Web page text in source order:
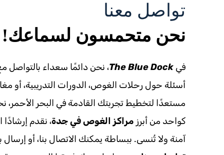
تواصل معنا
نحن متحمسون لسماعك!
فيThe Blue Dock، نحن دائمًا سعداء بالتواصل
أسئلة حول رحلات الغوص، الدورات التدريبية، أو
مستعدًا لتخطيط تجربتك القادمة في البحر
كواحد من أبرز مراكز الغوص في جدة، نقدم إرشادًا
آمنة ولا تُنسى. ببساطة يمكنك الاتصال بنا، أو إرسال